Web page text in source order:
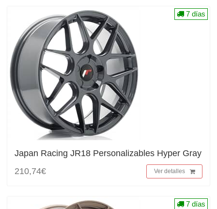
Japan Racing JR18 Personalizables Hyper Gray
210,74€
Ver detalles
7 días
7 días